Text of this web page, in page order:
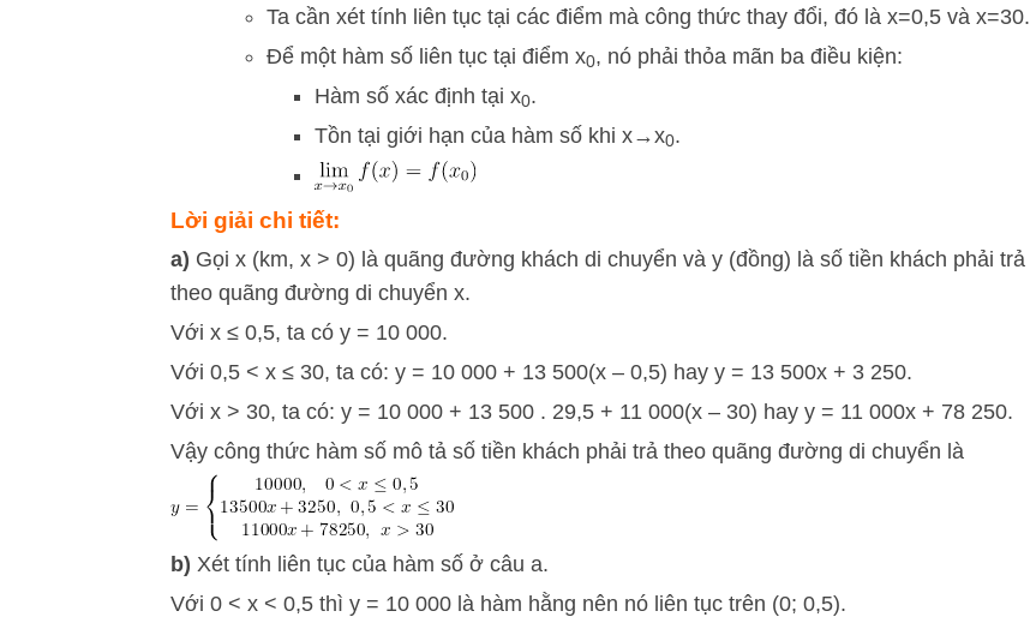
Ta cần xét tính liên tục tại các điểm mà công thức thay đổi, đó là x=0,5 và x=30.
Để một hàm số liên tục tại điểm x0, nó phải thỏa mãn ba điều kiện:
Hàm số xác định tại x0.
Tồn tại giới hạn của hàm số khi x→x0.
Lời giải chi tiết:
a) Gọi x (km, x > 0) là quãng đường khách di chuyển và y (đồng) là số tiền khách phải trả
theo quãng đường di chuyển x.
Với x ≤ 0,5, ta có y = 10 000.
Với 0,5 < x ≤ 30, ta có: y = 10 000 + 13 500(x – 0,5) hay y = 13 500x + 3 250.
Với x > 30, ta có: y = 10 000 + 13 500 . 29,5 + 11 000(x – 30) hay y = 11 000x + 78 250.
Vậy công thức hàm số mô tả số tiền khách phải trả theo quãng đường di chuyển là
b) Xét tính liên tục của hàm số ở câu a.
Với 0 < x < 0,5 thì y = 10 000 là hàm hằng nên nó liên tục trên (0; 0,5).